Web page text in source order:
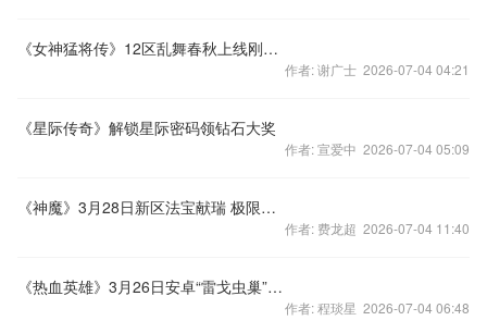
《女神猛将传》12区乱舞春秋上线刚刚的
作者: 谢广士 2026-07-04 04:21
《星际传奇》解锁星际密码领钻石大奖
作者: 宣爱中 2026-07-04 05:09
《神魔》3月28日新区法宝献瑞 极限进阶
作者: 费龙超 2026-07-04 11:40
《热血英雄》3月26日安卓“雷戈虫巢”开启
作者: 程琰星 2026-07-04 06:48